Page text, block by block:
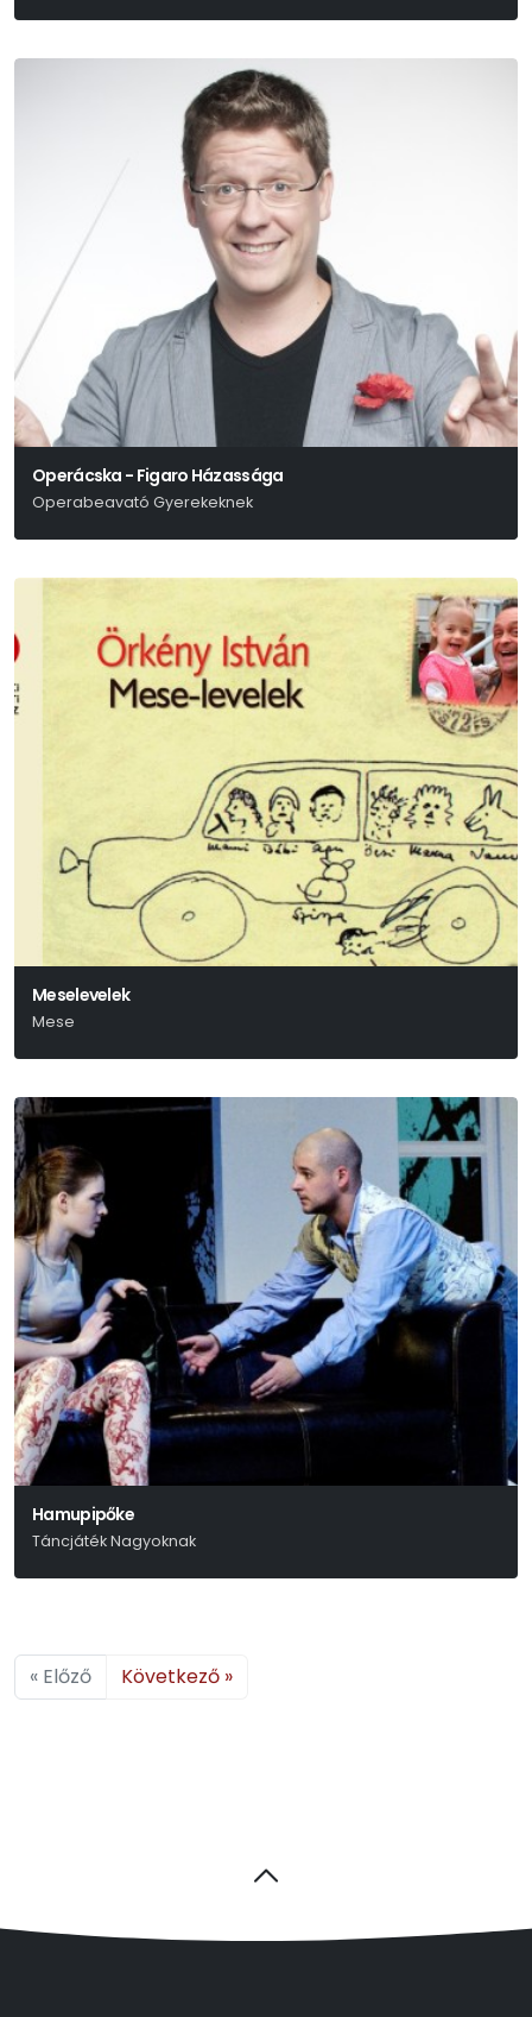
Operácska - Figaro Házassága
Operabeavató Gyerekeknek
Meselevelek
Mese
Hamupipőke
Táncjáték Nagyoknak
« Előző Következő »